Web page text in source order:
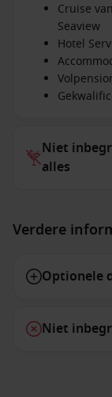
Cruise
Seaview
Hotel
Niet
alles
Verdere
Optionele
Niet